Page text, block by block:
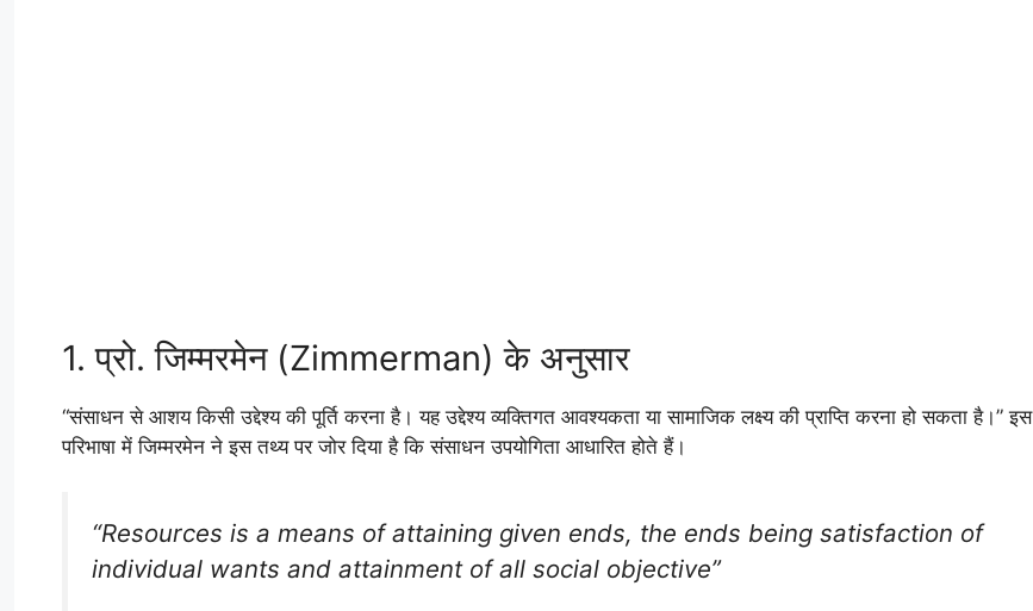
1. प्रो. जिम्मरमेन (Zimmerman) के अनुसार
“संसाधन से आशय किसी उद्देश्य की पूर्ति करना है। यह उद्देश्य व्यक्तिगत आवश्यकता या सामाजिक लक्ष्य की प्राप्ति करना हो सकता है।” इस
परिभाषा में जिम्मरमेन ने इस तथ्य पर जोर दिया है कि संसाधन उपयोगिता आधारित होते हैं।
“Resources is a means of attaining given ends, the ends being satisfaction of
individual wants and attainment of all social objective”